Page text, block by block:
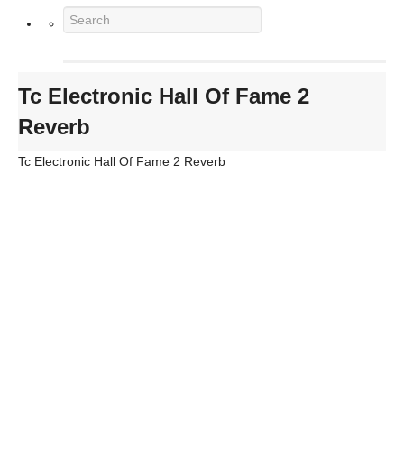
Tc Electronic Hall Of Fame 2
Reverb
Tc Electronic Hall Of Fame 2 Reverb